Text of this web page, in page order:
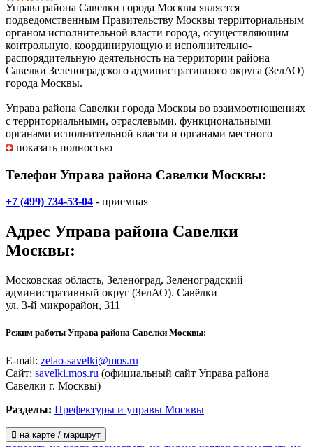
Управа района Савелки города Москвы является
подведомственным Правительству Москвы территориальным
органом исполнительной власти города, осуществляющим
контрольную, координирующую и исполнительно-
распорядительную деятельность на территории района
Савелки Зеленоградского административного округа (ЗелАО)
города Москвы.
Управа района Савелки города Москвы во взаимоотношениях
с территориальными, отраслевыми, функциональными
органами исполнительной власти и органами местного
самоуправления представляет интересы Правительства
органом, уполномоченным на проведение государственного
контроля (надзора) за юридическими лицами и
индивидуальными предпринимателями на подведомственной
территории.
Контроль за деятельностью управы осуществляет префектура
Зеленоградского административного округа и Департамент
территориальных органов исполнительной власти города
показать полностью
Телефон Управа района Савелки Москвы:
+7 (499) 734-53-04 - приемная
Адрес Управа района Савелки
Москвы:
Московская область, Зеленоград, Зеленоградский
административный округ (ЗелАО). Савёлки
ул. 3-й микрорайон, 311
Режим работы Управа района Савелки Москвы:
E-mail: zelao-savelki@mos.ru
Сайт: savelki.mos.ru (официальный сайт Управа района
Савелки г. Москвы)
Разделы: Префектуры и управы Москвы
на карте / маршрут